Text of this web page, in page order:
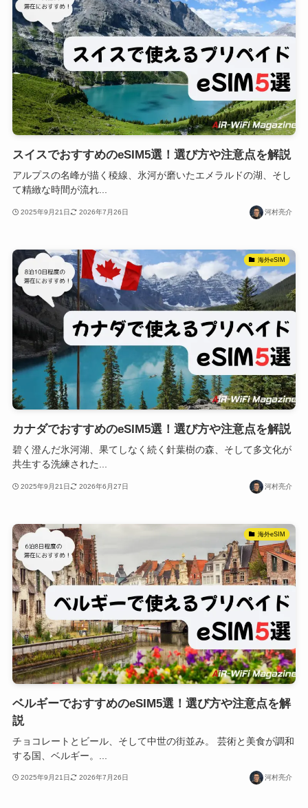
スイスでおすすめのeSIM5選！選び方や注意点を解説
アルプスの名峰が描く稜線、氷河が磨いたエメラルドの湖、そし
て精緻な時間が流れ...
2025年9月21日 2026年7月26日 河村亮介
海外eSIM
カナダでおすすめのeSIM5選！選び方や注意点を解説
碧く澄んだ氷河湖、果てしなく続く針葉樹の森、そして多文化が
共生する洗練された...
2025年9月21日 2026年6月27日 河村亮介
海外eSIM
ベルギーでおすすめのeSIM5選！選び方や注意点を解
説
チョコレートとビール、そして中世の街並み。 芸術と美食が調和
する国、ベルギー。...
2025年9月21日 2026年7月26日 河村亮介